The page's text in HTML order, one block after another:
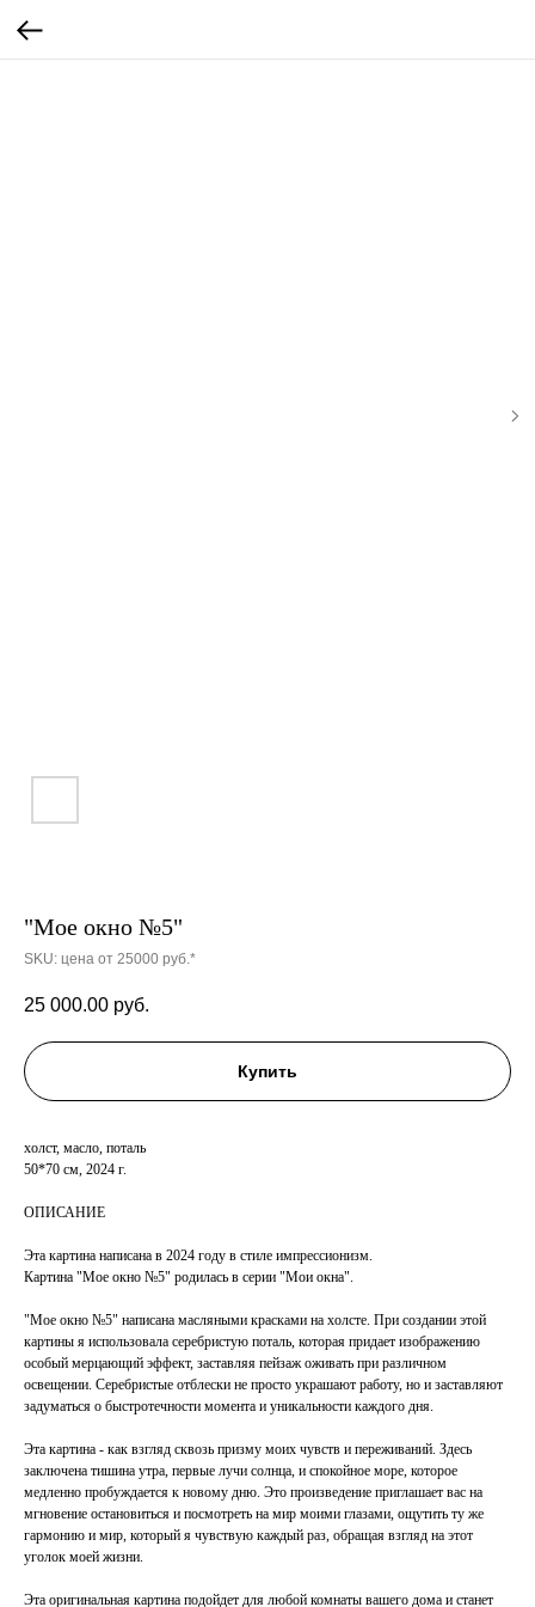
"Мое окно №5"
SKU: цена от 25000 руб.*
25 000.00 руб.
Купить
холст, масло, поталь
50*70 см, 2024 г.
ОПИСАНИЕ
Эта картина написана в 2024 году в стиле импрессионизм.
Картина "Мое окно №5" родилась в серии "Мои окна".
"Мое окно №5" написана масляными красками на холсте. При создании этой
картины я использовала серебристую поталь, которая придает изображению
особый мерцающий эффект, заставляя пейзаж оживать при различном
освещении. Серебристые отблески не просто украшают работу, но и заставляют
задуматься о быстротечности момента и уникальности каждого дня.
Эта картина - как взгляд сквозь призму моих чувств и переживаний. Здесь
заключена тишина утра, первые лучи солнца, и спокойное море, которое
медленно пробуждается к новому дню. Это произведение приглашает вас на
мгновение остановиться и посмотреть на мир моими глазами, ощутить ту же
гармонию и мир, который я чувствую каждый раз, обращая взгляд на этот
уголок моей жизни.
Эта оригинальная картина подойдет для любой комнаты вашего дома и станет